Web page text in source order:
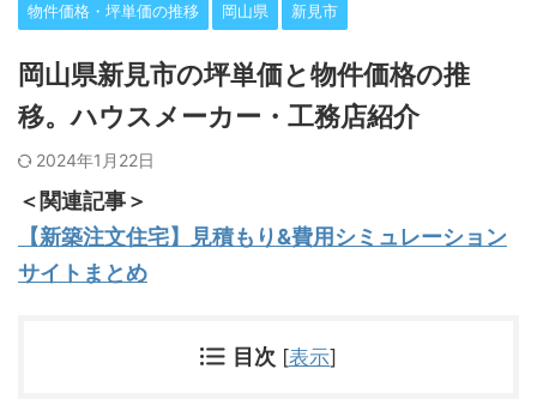
物件価格・坪単価の推移 岡山県 新見市
岡山県新見市の坪単価と物件価格の推
移。ハウスメーカー・工務店紹介
2024年1月22日
＜関連記事＞
【新築注文住宅】見積もり&費用シミュレーション
サイトまとめ
目次 [表示]